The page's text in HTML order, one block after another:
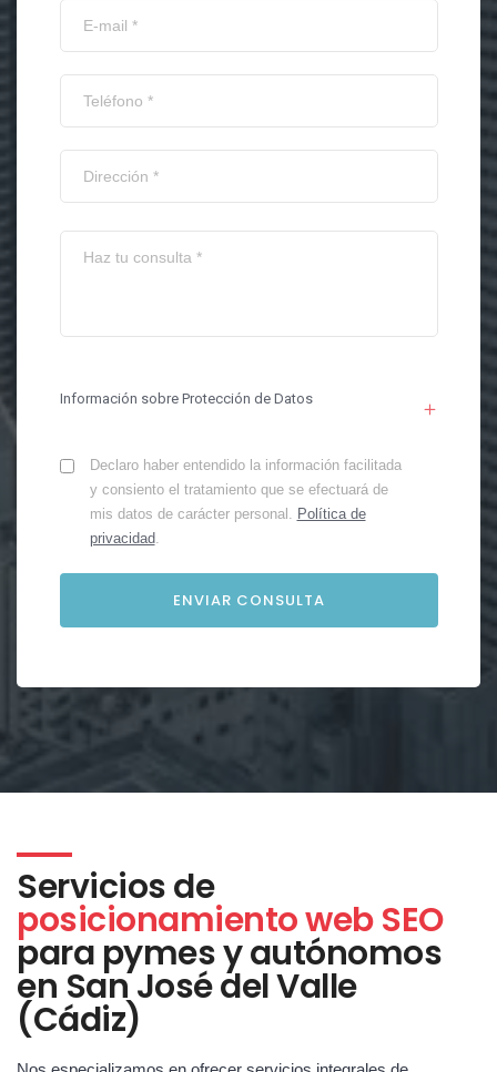
Información sobre Protección de Datos
Declaro haber entendido la información facilitada
y consiento el tratamiento que se efectuará de
mis datos de carácter personal. Política de
privacidad.
Servicios de
posicionamiento web SEO
para pymes y autónomos
en San José del Valle
(Cádiz)